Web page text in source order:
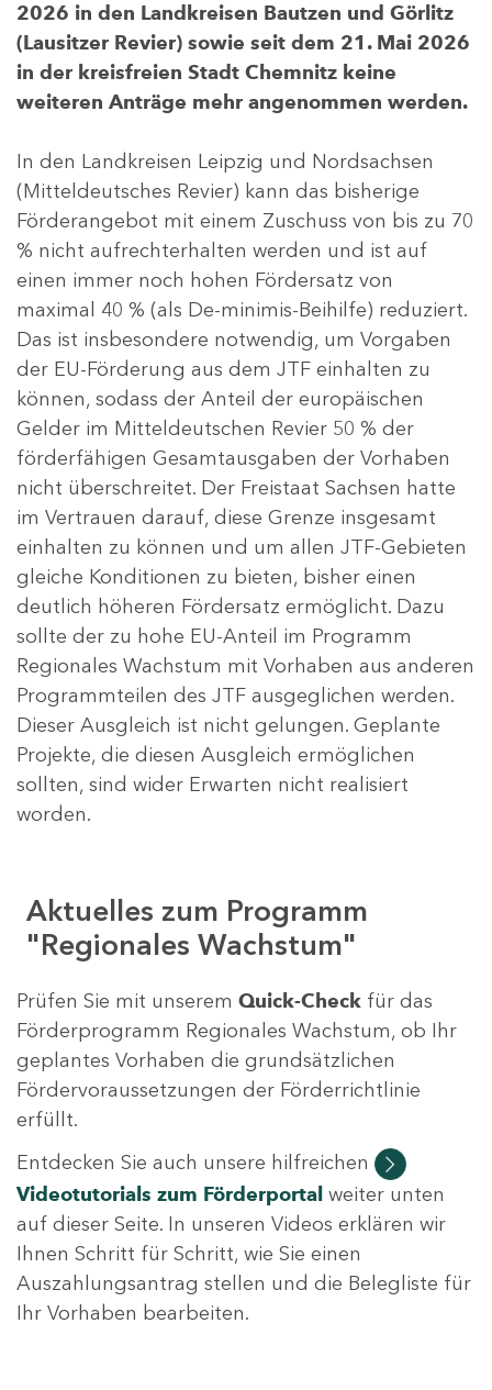
2026 in den Landkreisen Bautzen und Görlitz
(Lausitzer Revier) sowie seit dem 21. Mai 2026
in der kreisfreien Stadt Chemnitz keine
weiteren Anträge mehr angenommen werden.
In den Landkreisen Leipzig und Nordsachsen
(Mitteldeutsches Revier) kann das bisherige
Förderangebot mit einem Zuschuss von bis zu 70
% nicht aufrechterhalten werden und ist auf
einen immer noch hohen Fördersatz von
maximal 40 % (als De-minimis-Beihilfe) reduziert.
Das ist insbesondere notwendig, um Vorgaben
der EU-Förderung aus dem JTF einhalten zu
können, sodass der Anteil der europäischen
Gelder im Mitteldeutschen Revier 50 % der
förderfähigen Gesamtausgaben der Vorhaben
nicht überschreitet. Der Freistaat Sachsen hatte
im Vertrauen darauf, diese Grenze insgesamt
einhalten zu können und um allen JTF-Gebieten
gleiche Konditionen zu bieten, bisher einen
deutlich höheren Fördersatz ermöglicht. Dazu
sollte der zu hohe EU-Anteil im Programm
Regionales Wachstum mit Vorhaben aus anderen
Programmteilen des JTF ausgeglichen werden.
Dieser Ausgleich ist nicht gelungen. Geplante
Projekte, die diesen Ausgleich ermöglichen
sollten, sind wider Erwarten nicht realisiert
worden.
Aktuelles zum Programm
"Regionales Wachstum"
Prüfen Sie mit unserem Quick-Check für das
Förderprogramm Regionales Wachstum, ob Ihr
geplantes Vorhaben die grundsätzlichen
Fördervoraussetzungen der Förderrichtlinie
erfüllt.
Entdecken Sie auch unsere hilfreichen
Videotutorials zum Förderportal weiter unten
auf dieser Seite. In unseren Videos erklären wir
Ihnen Schritt für Schritt, wie Sie einen
Auszahlungsantrag stellen und die Belegliste für
Ihr Vorhaben bearbeiten.